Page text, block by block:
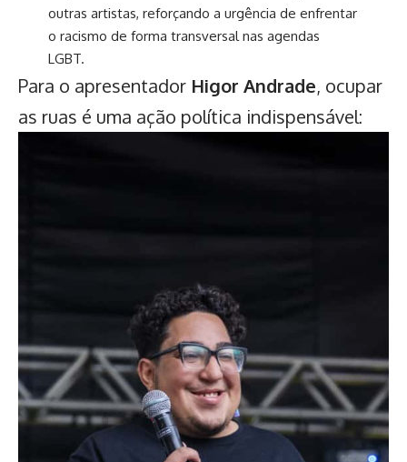
outras artistas, reforçando a urgência de enfrentar
o racismo de forma transversal nas agendas
LGBT.
Para o apresentador Higor Andrade, ocupar
as ruas é uma ação política indispensável: